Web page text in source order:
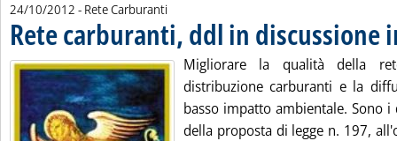
24/10/2012 - Rete Carburanti
Rete carburanti, ddl in discussione
Migliorare la qualità della
distribuzione carburanti e la
basso impatto ambientale. Sono
della proposta di legge n. 197,